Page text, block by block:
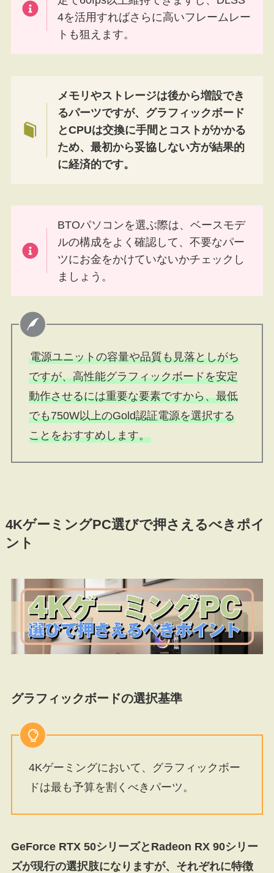
4を活用すればさらに高いフレームレー
トも狙えます。
メモリやストレージは後から増設でき
るパーツですが、グラフィックボード
とCPUは交換に手間とコストがかかる
ため、最初から妥協しない方が結果的
に経済的です。
BTOパソコンを選ぶ際は、ベースモデ
ルの構成をよく確認して、不要なパー
ツにお金をかけていないかチェックし
ましょう。
電源ユニットの容量や品質も見落としがち
ですが、高性能グラフィックボードを安定
動作させるには重要な要素ですから、最低
でも750W以上のGold認証電源を選択する
ことをおすすめします。
4KゲーミングPC選びで押さえるべきポイ
ント
グラフィックボードの選択基準
4Kゲーミングにおいて、グラフィックボー
ドは最も予算を割くべきパーツ。
GeForce RTX 50シリーズとRadeon RX 90シリー
ズが現行の選択肢になりますが、それぞれに特徴